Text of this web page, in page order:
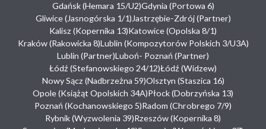
Gdańsk (Hemara 15/U2)Gdynia (Portowa 6)
Gliwice (Jasnogórska 1/1)Jastrzębie-Zdrój (Partner)
Kalisz (Kopernika 13)Katowice (Opolska 8/1)
Kraków (Rakowicka 8)Lublin (Kompozytorów Polskich 3/U3A)
Lublin (Partner)Luboń- Poznań (Partner)
Łódź (Stefanowskiego 24/12)Łódź (Widzew)
Nowy Sącz (Nadbrzeżna 59)Olsztyn (Staszica 16)
Opole (Książąt Opolskich 34A)Płock (Dobrzyńska 13)
Poznań (Kochanowskiego 5)Radom (Chrobrego 7/9)
Rybnik (Wyzwolenia 39)Rzeszów (Kopernika 8)